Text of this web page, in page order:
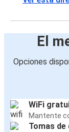
El
Opciones
WiFi
Mantente
Tomas